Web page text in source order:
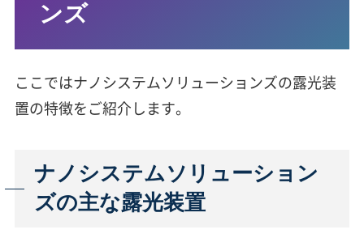
ンズ
ここではナノシステムソリューションズの露光装
置の特徴をご紹介します。
ナノシステムソリューション
ズの主な露光装置